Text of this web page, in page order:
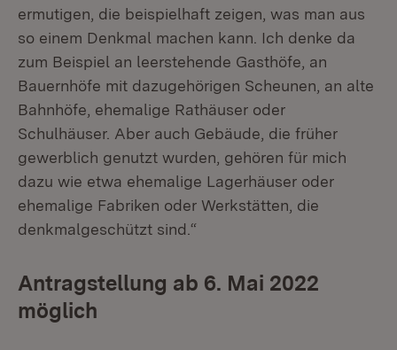
ermutigen, die beispielhaft zeigen, was man aus
so einem Denkmal machen kann. Ich denke da
zum Beispiel an leerstehende Gasthöfe, an
Bauernhöfe mit dazugehörigen Scheunen, an alte
Bahnhöfe, ehemalige Rathäuser oder
Schulhäuser. Aber auch Gebäude, die früher
gewerblich genutzt wurden, gehören für mich
dazu wie etwa ehemalige Lagerhäuser oder
ehemalige Fabriken oder Werkstätten, die
denkmalgeschützt sind.“
Antragstellung ab 6. Mai 2022
möglich